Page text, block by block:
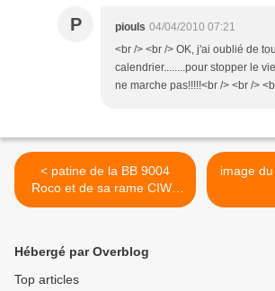
P piouls 04/04/2010 07:21
<br /> <br /> OK, j'ai oublié de
calendrier........pour stopper le
ne marche pas!!!!!<br /> <br />
< patine de la BB 9004
Roco et de sa rame CIWL
(suite)
image
Hébergé par Overblog
Top articles